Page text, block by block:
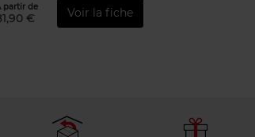
partir de
€ Voir la fiche